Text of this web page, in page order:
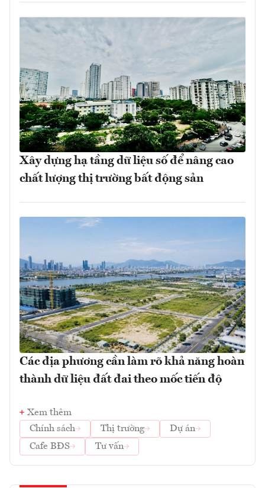
Xây dựng hạ tầng dữ liệu số để nâng cao
chất lượng thị trường bất động sản
Các địa phương cần làm rõ khả năng hoàn
thành dữ liệu đất đai theo mốc tiến độ
Xem thêm
Chính sách
Thị trường
Dự án
Cafe BĐS
Tư vấn